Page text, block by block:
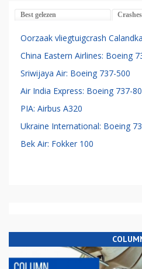
Best gelezen Crashes
Oorzaak vliegtuigcrash
China Eastern Airlines: Boeing
Sriwijaya Air: Boeing 737-500
Air India Express: Boeing 737-
PIA: Airbus A320
Ukraine International: Boeing
Bek Air: Fokker 100